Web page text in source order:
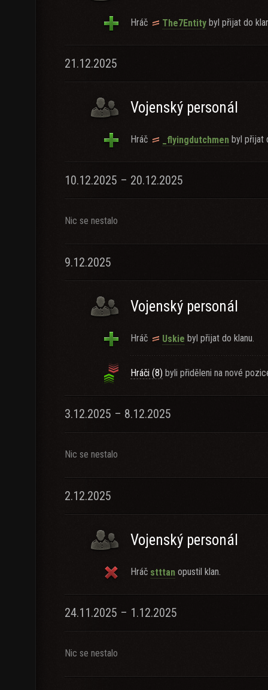
Hráč The7Entity byl přijat do
21.12.2025
Vojenský personál
Hráč _flyingdutchmen byl přijat
10.12.2025 – 20.12.2025
Nic se nestalo
9.12.2025
Vojenský personál
Hráč Uskie byl přijat do klanu.
Hráči (8) byli přiděleni na nové
3.12.2025 – 8.12.2025
Nic se nestalo
2.12.2025
Vojenský personál
Hráč stttan opustil klan.
24.11.2025 – 1.12.2025
Nic se nestalo